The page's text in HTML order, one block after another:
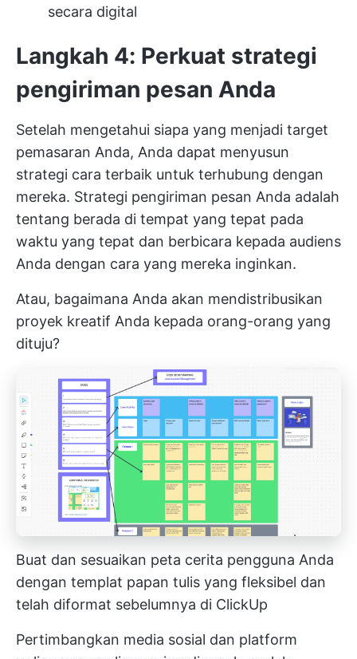
secara digital
Langkah 4: Perkuat strategi
pengiriman pesan Anda
Setelah mengetahui siapa yang menjadi target
pemasaran Anda, Anda dapat menyusun
strategi cara terbaik untuk terhubung dengan
mereka. Strategi pengiriman pesan Anda adalah
tentang berada di tempat yang tepat pada
waktu yang tepat dan berbicara kepada audiens
Anda dengan cara yang mereka inginkan.
Atau, bagaimana Anda akan mendistribusikan
proyek kreatif Anda kepada orang-orang yang
dituju?
Buat dan sesuaikan peta cerita pengguna Anda
dengan templat papan tulis yang fleksibel dan
telah diformat sebelumnya di ClickUp
Pertimbangkan media sosial dan platform